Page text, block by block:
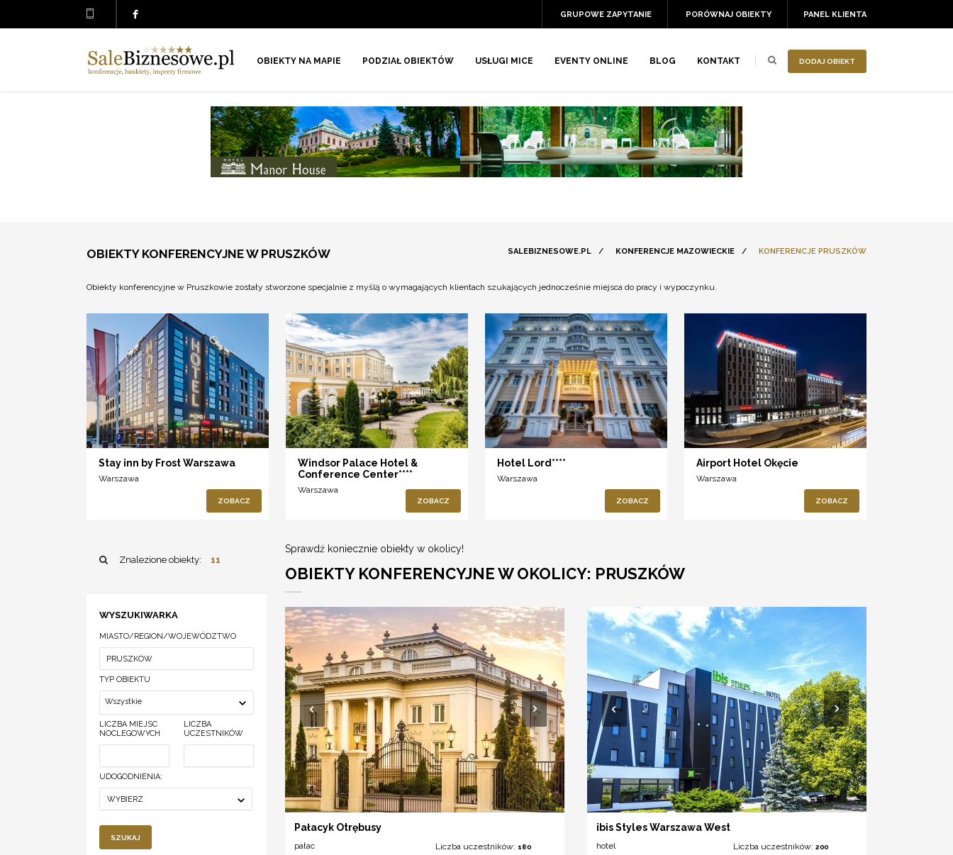
PANEL KLIENTA
PORÓWNAJ OBIEKTY
GRUPOWE ZAPYTANIE
DODAJ OBIEKT
OBIEKTY NA MAPIE PODZIAŁ OBIEKTÓW USŁUGI MICE EVENTY ONLINE BLOG KONTAKT
OBIEKTY KONFERENCYJNE W PRUSZKÓW SALEBIZNESOWE.PL / KONFERENCJE MAZOWIECKIE / KONFERENCJE PRUSZKÓW
Obiekty konferencyjne w Pruszkowie zostały stworzone specjalnie z myślą o wymagających klientach szukających jednocześnie miejsca do pracy i wypoczynku.
Stay inn by Frost Warszawa
Warszawa
ZOBACZ
Windsor Palace Hotel &
Conference Center****
Warszawa
ZOBACZ
Hotel Lord****
Warszawa
ZOBACZ
Airport Hotel Okęcie
Warszawa
ZOBACZ
Znalezione obiekty: 11
WYSZUKIWARKA
MIASTO/REGION/WOJEWÓDZTWO
TYP OBIEKTU
Wszystkie
LICZBA MIEJSC
NOCLEGOWYCH
LICZBA
UCZESTNIKÓW
UDOGODNIENIA:
WYBIERZ
SZUKAJ
Sprawdź koniecznie obiekty w okolicy!
OBIEKTY KONFERENCYJNE W OKOLICY: PRUSZKÓW
Pałacyk Otrębusy
pałac
Liczba uczestników:180
ibis Styles Warszawa West
hotel
Liczba uczestników: 200